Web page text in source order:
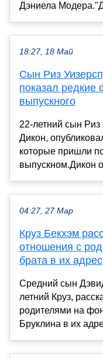
Дэниела
18:27, 18 Май
Сын Риз
показал редкие
выпускного
22-летний сын
Дикон,
которые пришли
выпускном.Дикон
04:27, 27 Мар
Круз Бекхэм
отношения с
брата в их адрес
Средний сын
летний Круз,
родителями на
Бруклина в их